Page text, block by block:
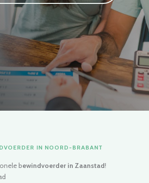
IN NOORD-BRABANT
bewindvoerder in Zaanstad!